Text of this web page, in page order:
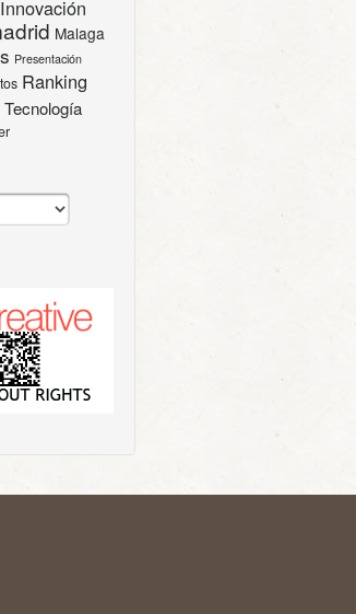
Innovación
Malaga
Presentación
Ranking
Tecnología